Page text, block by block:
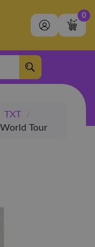
0
TXT
/
Tour